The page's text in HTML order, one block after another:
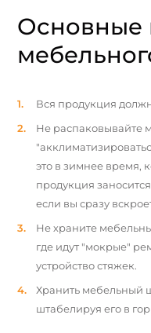
Основные
Вся продукция
Не распаковывайте
это в зимнее время,
продукция
если вы сразу
Не храните
где идут "мокрые"
устройство стяжек.
Хранить мебельный
штабелируя его в